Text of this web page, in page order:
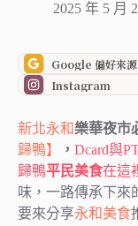
2025 年 5 月
Google 偏好來源
Instagram
新北永和樂華夜市
歸鴨】
， Dcard與
歸鴨平民美食在這
味，一路傳承下來
要來分享永和美食